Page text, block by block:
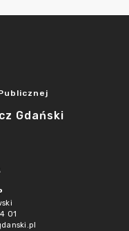
Gdański
01